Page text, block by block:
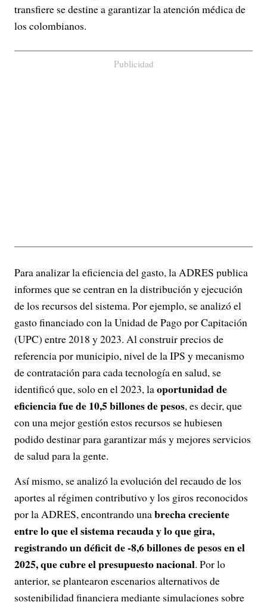
transfiere se destine a garantizar la atención médica de
los colombianos.
Publicidad
Para analizar la eficiencia del gasto, la ADRES publica
informes que se centran en la distribución y ejecución
de los recursos del sistema. Por ejemplo, se analizó el
gasto financiado con la Unidad de Pago por Capitación
(UPC) entre 2018 y 2023. Al construir precios de
referencia por municipio, nivel de la IPS y mecanismo
de contratación para cada tecnología en salud, se
identificó que, solo en el 2023, laoportunidad de
eficiencia fue de 10,5 billones de pesos, es decir, que
con una mejor gestión estos recursos se hubiesen
podido destinar para garantizar más y mejores servicios
de salud para la gente.
Así mismo, se analizó la evolución del recaudo de los
aportes al régimen contributivo y los giros reconocidos
por la ADRES, encontrando unabrecha creciente
entre lo que el sistema recauda y lo que gira,
registrando un déficit de -8,6 billones de pesos en el
2025, que cubre el presupuesto nacional. Por lo
anterior, se plantearon escenarios alternativos de
sostenibilidad financiera mediante simulaciones sobre